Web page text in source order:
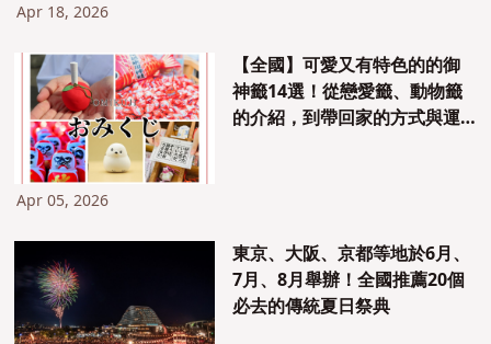
Apr 18, 2026
【全國】可愛又有特色的的御
神籤14選！從戀愛籤、動物籤
的介紹，到帶回家的方式與運
Apr 05, 2026
東京、大阪、京都等地於6月、
7月、8月舉辦！全國推薦20個
必去的傳統夏日祭典